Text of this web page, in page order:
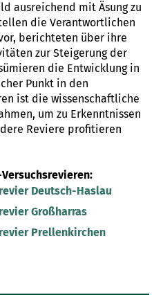
ausreichend mit Äsung zu
die Verantwortlichen
berichteten über ihre
zur Steigerung der
die Entwicklung in
Punkt in den
ist die wissenschaftliche
um zu Erkenntnissen
Reviere profitieren
Deutsch-Haslau
Großharras
Prellenkirchen